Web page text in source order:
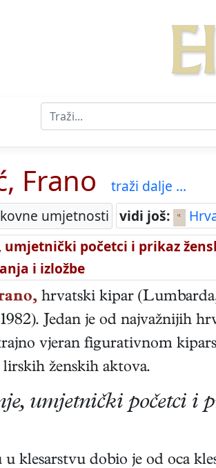
Frano
traži dalje ...
umjetnosti vidi još:
umjetnički početci i prikaz
i izložbe
hrvatski kipar (Lumbarda
). Jedan je od najvažnijih
vjeran figurativnom
ženskih aktova.
umjetnički početci i
klesarstvu dobio je od oca